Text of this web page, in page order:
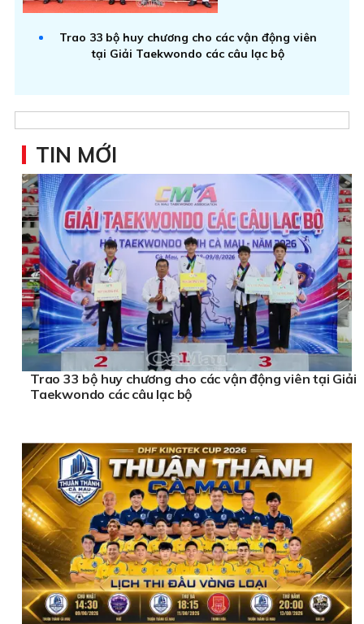
Trao 33 bộ huy chương cho các vận động viên
tại Giải Taekwondo các câu lạc bộ
TIN MỚI
Trao 33 bộ huy chương cho các vận động viên tại Giải
Taekwondo các câu lạc bộ